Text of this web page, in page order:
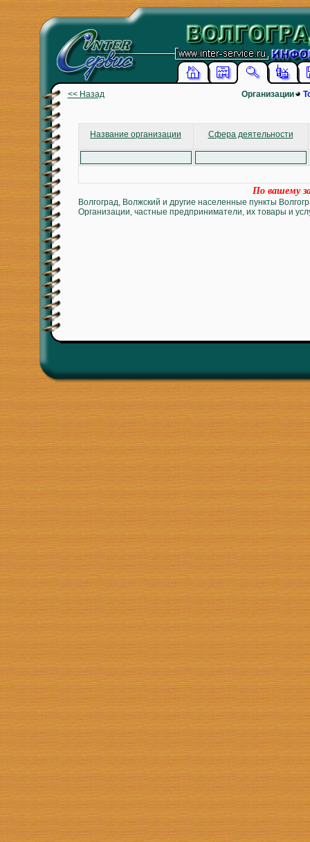
<< Назад Организации
Название организации Сфера деятельности
По вашему
Волгоград, Волжский и другие населенные пункты
Организации, частные предприниматели, их товары и